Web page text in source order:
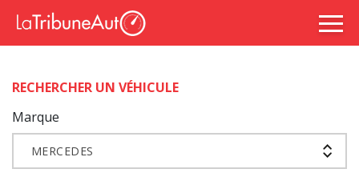
RECHERCHER UN VÉHICULE
Marque
MERCEDES